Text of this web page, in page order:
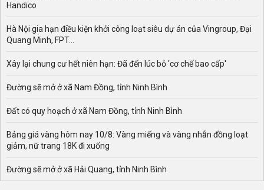
Handico
Hà Nội gia hạn điều kiện khởi công loạt siêu dự án của Vingroup, Đại
Quang Minh, FPT...
Xây lại chung cư hết niên hạn: Đã đến lúc bỏ 'cơ chế bao cấp'
Đường sẽ mở ở xã Nam Đồng, tỉnh Ninh Bình
Đất có quy hoạch ở xã Nam Đồng, tỉnh Ninh Bình
Bảng giá vàng hôm nay 10/8: Vàng miếng và vàng nhẫn đồng loạt
giảm, nữ trang 18K đi xuống
Đường sẽ mở ở xã Hải Quang, tỉnh Ninh Bình